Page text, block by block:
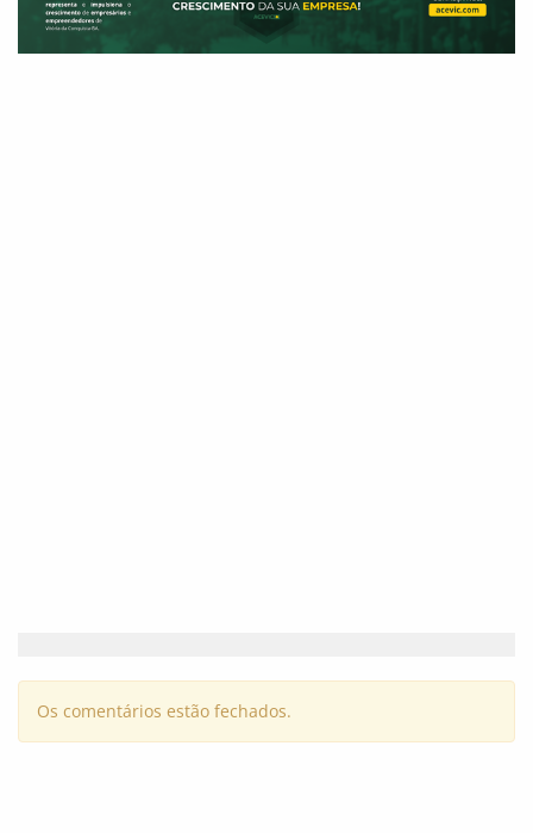
Os comentários estão fechados.